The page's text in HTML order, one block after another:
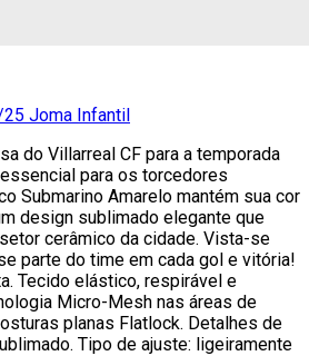
Joma Infantil
do Villarreal CF para a temporada
para os torcedores
Submarino Amarelo mantém sua cor
design sublimado elegante que
cerâmico da cidade. Vista-se
parte do time em cada gol e vitória!
Tecido elástico, respirável e
Micro-Mesh nas áreas de
planas Flatlock. Detalhes de
Tipo de ajuste: ligeiramente